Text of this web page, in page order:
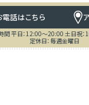
電話はこちら
間 平日：12:00～20:00 土日祝
定休日：毎週金曜日